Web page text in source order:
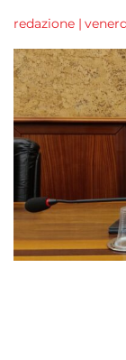
redazione |